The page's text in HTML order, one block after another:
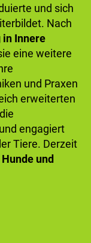
und sich
Nach
in Innere
eine weitere
und Praxen
erweiterten
und engagiert
Tiere. Derzeit
und